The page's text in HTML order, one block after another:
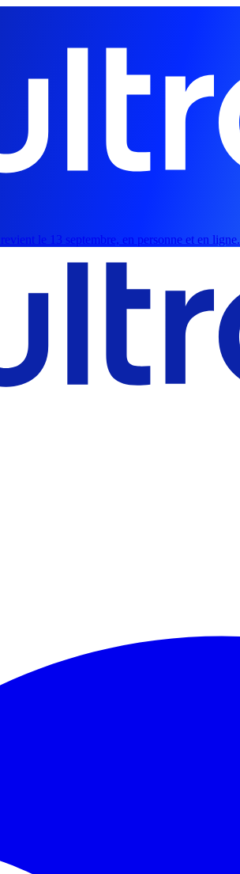
le 13 septembre, en personne et en ligne.